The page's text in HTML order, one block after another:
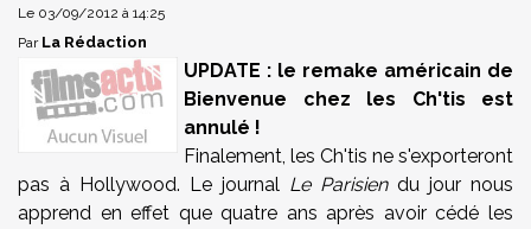
Le 03/09/2012 à 14:25
Par La Rédaction
UPDATE : le remake américain de
Bienvenue chez les Ch'tis est
annulé !
Finalement, les Ch'tis ne s'exporteront
pas à Hollywood. Le journal Le Parisiendu jour nous
apprend en effet que quatre ans après avoir cédé les